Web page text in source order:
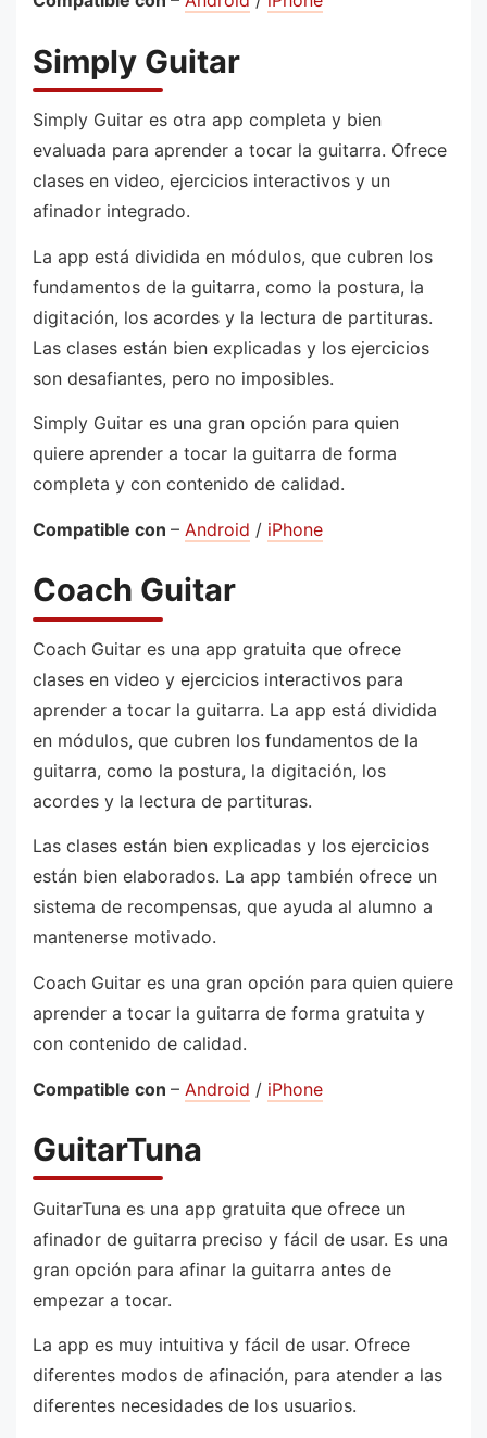
Simply Guitar
Simply Guitar es otra app completa y bien
evaluada para aprender a tocar la guitarra. Ofrece
clases en video, ejercicios interactivos y un
afinador integrado.
La app está dividida en módulos, que cubren los
fundamentos de la guitarra, como la postura, la
digitación, los acordes y la lectura de partituras.
Las clases están bien explicadas y los ejercicios
son desafiantes, pero no imposibles.
Simply Guitar es una gran opción para quien
quiere aprender a tocar la guitarra de forma
completa y con contenido de calidad.
Compatible con – Android / iPhone
Coach Guitar
Coach Guitar es una app gratuita que ofrece
clases en video y ejercicios interactivos para
aprender a tocar la guitarra. La app está dividida
en módulos, que cubren los fundamentos de la
guitarra, como la postura, la digitación, los
acordes y la lectura de partituras.
Las clases están bien explicadas y los ejercicios
están bien elaborados. La app también ofrece un
sistema de recompensas, que ayuda al alumno a
mantenerse motivado.
Coach Guitar es una gran opción para quien quiere
aprender a tocar la guitarra de forma gratuita y
con contenido de calidad.
Compatible con – Android / iPhone
GuitarTuna
GuitarTuna es una app gratuita que ofrece un
afinador de guitarra preciso y fácil de usar. Es una
gran opción para afinar la guitarra antes de
empezar a tocar.
La app es muy intuitiva y fácil de usar. Ofrece
diferentes modos de afinación, para atender a las
diferentes necesidades de los usuarios.